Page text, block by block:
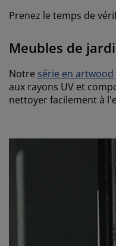
Prenez le temps de
Meubles de
Notre série en artwood
aux rayons UV et
nettoyer facilement à